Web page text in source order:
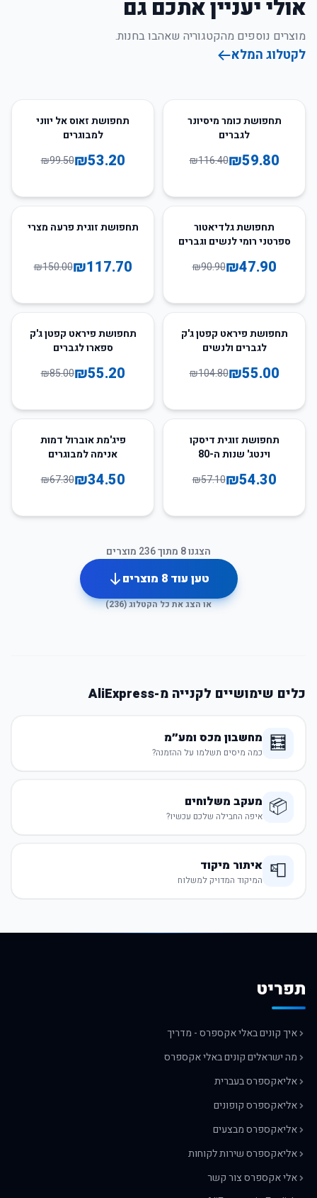
אולי יעניין אתכם גם
מוצרים נוספים מהקטגוריה שאהבו בחנות.
לקטלוג המלא
49
תחפושת כומר מיסיונר
לגברים
₪59.80
₪116.40
47תחפושת זאוס אל יווני
למבוגרים
₪53.20
₪99.50
תחפושת גלדיאטור
ספרטני רומי לנשים וגברים
₪47.90
₪90.90
22%תחפושת זוגית פרעה מצרי
₪117.70
₪150.00
48
תחפושת פיראט קפטן ג'ק
לגברים ולנשים
₪55.00
₪104.80
35
תחפושת פיראט קפטן ג'ק
ספארו לגברים
₪55.20
₪85.00
תחפושת זוגית דיסקו
וינטג' שנות ה-80
₪54.30
₪57.10
פיג'מת אוברול דמות
אנימה למבוגרים
₪34.50
₪67.30
הצגנו8 מתוך236 מוצרים
טען עוד8 מוצרים
או הצג את כל הקטלוג (236
)
כלים שימושיים לקנייה מ-AliExpress
🧮 מחשבון מכס ומע״מ
כמה מיסים תשלמו על ההזמנה?
📦 מעקב משלוחים
איפה החבילה שלכם עכשיו?
📮 איתור מיקוד
המיקוד המדויק למשלוח
תפריט
איך קונים באלי אקספרס - מדריך
מה ישראלים קונים באלי אקספרס
אליאקספרס בעברית
אליאקספרס קופונים
אליאקספרס מבצעים
אליאקספרס שירות לקוחות
אלי אקספרס צור קשר